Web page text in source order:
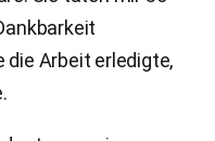
die Arbeit erledigte,